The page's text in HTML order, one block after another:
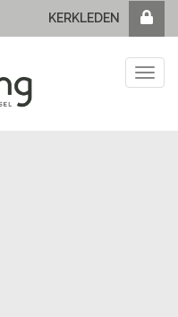
KERKLEDEN